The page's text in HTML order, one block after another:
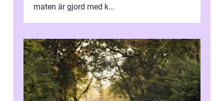
maten är gjord med k...